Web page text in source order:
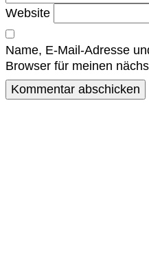
Website
Name, E-Mail-Adresse
Browser für meinen